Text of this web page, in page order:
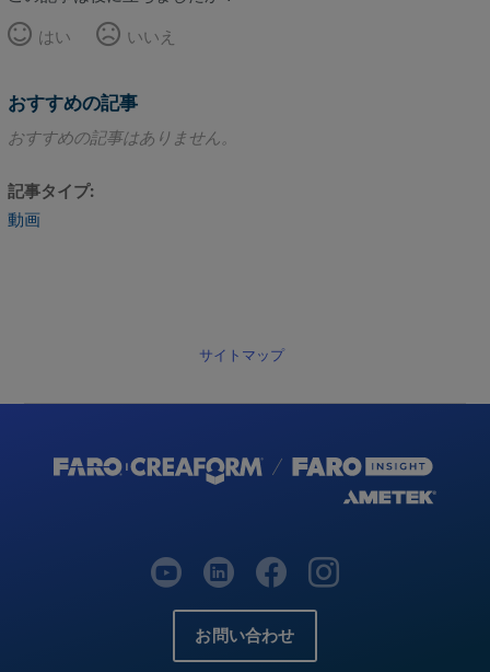
はい
いいえ
おすすめの記事
おすすめの記事はありません。
記事タイプ
動画
サイトマップ
お問い合わせ